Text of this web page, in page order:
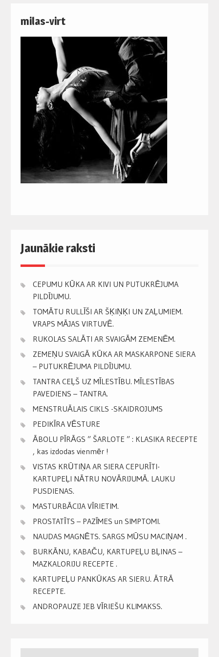
milas-virt
Jaunākie raksti
CEPUMU KŪKA AR KIVI UN PUTUKRĒJUMA
PILDĪJUMU.
TOMĀTU RULLĪŠI AR ŠĶIŅĶI UN ZAĻUMIEM.
VRAPS MĀJAS VIRTUVĒ.
RUKOLAS SALĀTI AR SVAIGĀM ZEMENĒM.
ZEMEŅU SVAIGĀ KŪKA AR MASKARPONE SIERA
– PUTUKRĒJUMA PILDĪJUMU.
TANTRA CEĻŠ UZ MĪLESTĪBU. MĪLESTĪBAS
PAVEDIENS – TANTRA.
MENSTRUĀLAIS CIKLS -SKAIDROJUMS
PEDIKĪRA VĒSTURE
ĀBOLU PĪRĀGS ” ŠARLOTE ” : KLASIKA RECEPTE
, kas izdodas vienmēr !
VISTAS KRŪTIŅA AR SIERA CEPURĪTI-
KARTUPEĻI NĀTRU NOVĀRIJUMĀ. LAUKU
PUSDIENAS.
MASTURBĀCIJA VĪRIETIM.
PROSTATĪTS – PAZĪMES un SIMPTOMI.
NAUDAS MAGNĒTS. SARGS MŪSU MACIŅAM .
BURKĀNU, KABAČU, KARTUPEĻU BĻINAS –
MAZKALORIJU RECEPTE .
KARTUPEĻU PANKŪKAS AR SIERU. ĀTRĀ
RECEPTE.
ANDROPAUZE JEB VĪRIEŠU KLIMAKSS.